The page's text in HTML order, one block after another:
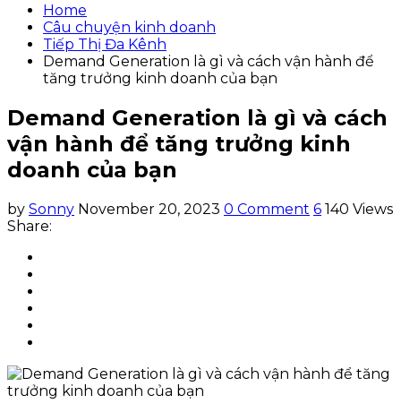
Home
Câu chuyện kinh doanh
Tiếp Thị Đa Kênh
Demand Generation là gì và cách vận hành để
tăng trưởng kinh doanh của bạn
Demand Generation là gì và cách
vận hành để tăng trưởng kinh
doanh của bạn
by Sonny November 20, 2023 0 Comment 6 140 Views
Share: